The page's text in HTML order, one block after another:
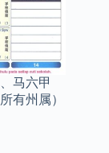
马六甲
有州属）